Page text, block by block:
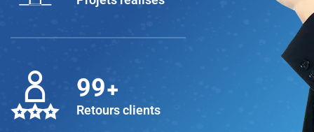
100
Retours clients